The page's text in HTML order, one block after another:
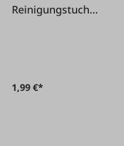
Reinigungstuch
1,99 €*